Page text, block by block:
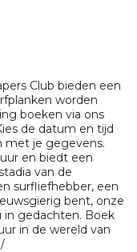
Club bieden een
worden
boeken via ons
de datum en tijd
met je gegevens.
en biedt een
van de
surfliefhebber, een
bent, onze
gedachten. Boek
in de wereld van